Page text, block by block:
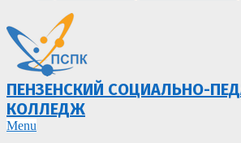
ПЕНЗЕНСКИЙ СОЦИАЛЬНО-
КОЛЛЕДЖ
Primary
Menu